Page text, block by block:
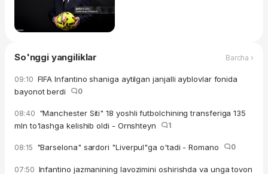
So'nggi yangiliklar Barcha ›
09:10 FIFA Infantino shaniga aytilgan janjalli ayblovlar fonida
bayonot berdi
0
08:40 "Manchester Siti" 18 yoshli futbolchining transferiga 135
mln to'lashga kelishib oldi - Ornshteyn
1
08:15 "Barselona" sardori "Liverpul"ga o'tadi - Romano 0
07:50 Infantino jazmanining lavozimini oshirishda va unga tovon